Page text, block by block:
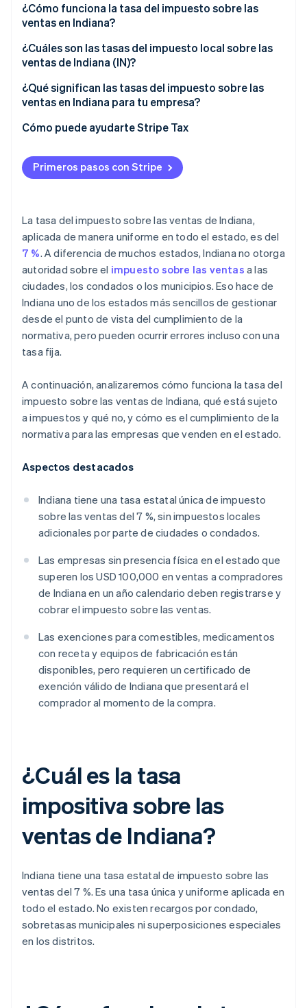
¿Cómo funciona la tasa del impuesto sobre las
ventas en Indiana?
Sujeto a impuestos por defecto
Reglas de nexo económico para vendedores
¿Cuáles son las tasas del impuesto local sobre las
ventas de Indiana (IN)?
¿Qué significan las tasas del impuesto sobre las
ventas en Indiana para tu empresa?
Determinación del nexo
Gestión de certificados de exención
Sujeción a impuestos de los productos
Automatización del impuesto sobre las ventas de
Indiana
Cómo puede ayudarte Stripe Tax
Primeros pasos con Stripe
La tasa del impuesto sobre las ventas de Indiana,
aplicada de manera uniforme en todo el estado, es del
7 %. A diferencia de muchos estados, Indiana no otorga
autoridad sobre el impuesto sobre las ventas a las
ciudades, los condados o los municipios. Eso hace de
Indiana uno de los estados más sencillos de gestionar
desde el punto de vista del cumplimiento de la
normativa, pero pueden ocurrir errores incluso con una
tasa fija.
A continuación, analizaremos cómo funciona la tasa del
impuesto sobre las ventas de Indiana, qué está sujeto
a impuestos y qué no, y cómo es el cumplimiento de la
normativa para las empresas que venden en el estado.
Aspectos destacados
Indiana tiene una tasa estatal única de impuesto
sobre las ventas del 7 %, sin impuestos locales
adicionales por parte de ciudades o condados.
Las empresas sin presencia física en el estado que
superen los USD 100,000 en ventas a compradores
de Indiana en un año calendario deben registrarse y
cobrar el impuesto sobre las ventas.
Las exenciones para comestibles, medicamentos
con receta y equipos de fabricación están
disponibles, pero requieren un certificado de
exención válido de Indiana que presentará el
comprador al momento de la compra.
¿Cuál es la tasa
impositiva sobre las
ventas de Indiana?
Indiana tiene una tasa estatal de impuesto sobre las
ventas del 7 %. Es una tasa única y uniforme aplicada en
todo el estado. No existen recargos por condado,
sobretasas municipales ni superposiciones especiales
en los distritos.